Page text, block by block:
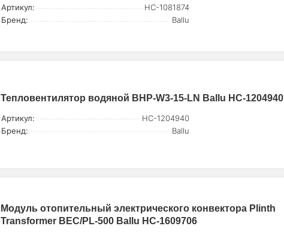
Артикул:
НС-1081874
Бренд:
Ballu
Тепловентилятор водяной BHP-W3-15-LN Ballu НС-1204940
Артикул:
НС-1204940
Бренд:
Ballu
Модуль отопительный электрического конвектора Plinth
Transformer BEC/PL-500 Ballu НС-1609706